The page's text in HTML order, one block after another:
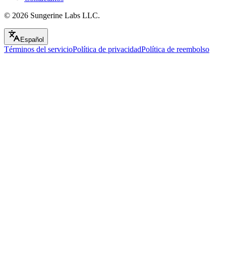
© 2026 Sungerine Labs LLC.
Español
Términos del servicioPolítica de privacidadPolítica de reembolso